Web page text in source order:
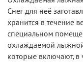
Снег для неё
хранится в течение
специальном
охлаждаемой лыжной
которые включают, в